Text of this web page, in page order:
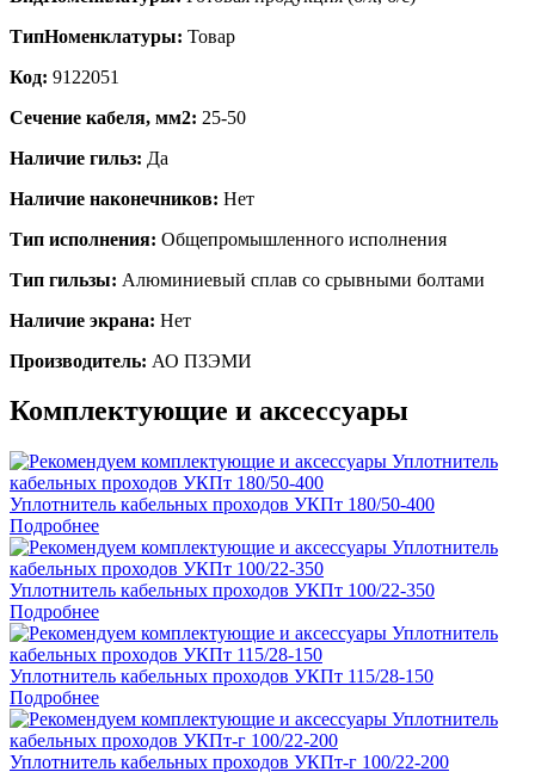
ТипНоменклатуры: Товар
Код: 9122051
Сечение кабеля, мм2: 25-50
Наличие гильз: Да
Наличие наконечников: Нет
Тип исполнения: Общепромышленного исполнения
Тип гильзы: Алюминиевый сплав со срывными болтами
Наличие экрана: Нет
Производитель: АО ПЗЭМИ
Комплектующие и аксессуары
Уплотнитель кабельных проходов УКПт 180/50-400
Подробнее
Уплотнитель кабельных проходов УКПт 100/22-350
Подробнее
Уплотнитель кабельных проходов УКПт 115/28-150
Подробнее
Уплотнитель кабельных проходов УКПт-г 100/22-200